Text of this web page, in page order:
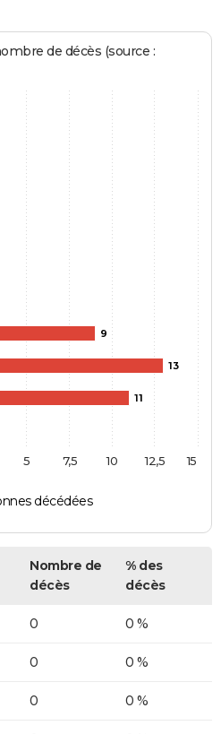
de décès (source :
9
13
11
décédées
5 7,5 10 12,5 15
Nombre de
décès
% des
décès
0 0 %
0 0 %
0 0 %